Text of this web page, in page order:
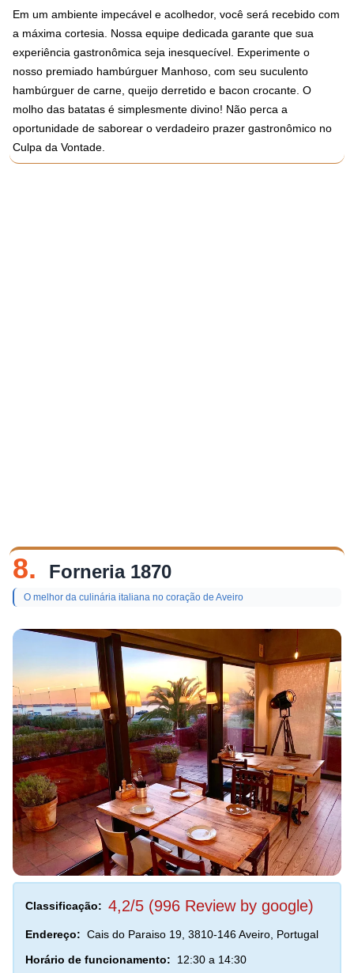
Em um ambiente impecável e acolhedor, você será recebido com
a máxima cortesia. Nossa equipe dedicada garante que sua
experiência gastronômica seja inesquecível. Experimente o
nosso premiado hambúrguer Manhoso, com seu suculento
hambúrguer de carne, queijo derretido e bacon crocante. O
molho das batatas é simplesmente divino! Não perca a
oportunidade de saborear o verdadeiro prazer gastronômico no
Culpa da Vontade.
8. Forneria 1870
O melhor da culinária italiana no coração de Aveiro
Classificação: 4,2/5 (996 Review by google)
Endereço: Cais do Paraiso 19, 3810-146 Aveiro, Portugal
Horário de funcionamento:
12:30 a 14:30